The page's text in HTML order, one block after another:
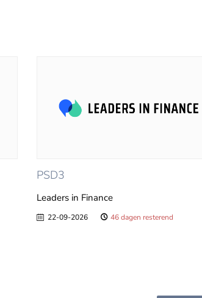
PSD3
Leaders in Finance
22-09-2026 46 dagen resterend